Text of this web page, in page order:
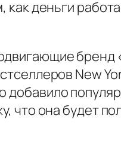
как деньги
New
что она будет